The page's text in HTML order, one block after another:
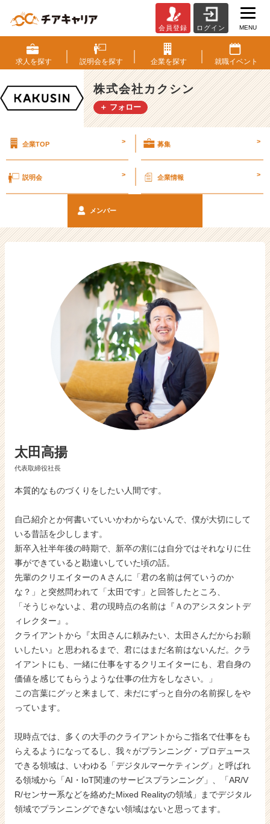
ン
チ
ャ
ー・
成
長
ら
ウ
ト
活
サ
イ
ト
チ
ア
キ
ャ
ア
（C
h
e
r
会員登録 ログイン MENU
求人を探す 説明会を探す 企業を探す 就職イベント
株式会社カクシン
＋ フォロー
企業TOP > 募集 >
説明会 > 企業情報 >
メンバー
太田高揚
代表取締役社長
本質的なものづくりをしたい人間です。
自己紹介とか何書いていいかわからないんで、僕が大切にして
いる昔話を少しします。
新卒入社半年後の時期で、新卒の割には自分ではそれなりに仕
事ができていると勘違いしていた頃の話。
先輩のクリエイターのＡさんに「君の名前は何ていうのか
な？」と突然問われて「太田です」と回答したところ、
「そうじゃないよ、君の現時点の名前は『Ａのアシスタントデ
ィレクター』。
クライアントから『太田さんに頼みたい、太田さんだからお願
いしたい』と思われるまで、君にはまだ名前はないんだ。クラ
イアントにも、一緒に仕事をするクリエイターにも、君自身の
価値を感じてもらうような仕事の仕方をしなさい。」
この言葉にグッと来まして、未だにずっと自分の名前探しをや
っています。
現時点では、多くの大手のクライアントからご指名で仕事をも
らえるようになってるし、我々がプランニング・プロデュース
できる領域は、いわゆる「デジタルマーケティング」と呼ばれ
る領域から「AI・IoT関連のサービスプランニング」、「AR/V
R/センサー系などを絡めたMixed Realityの領域」までデジタル
領域でプランニングできない領域はないと思ってます。